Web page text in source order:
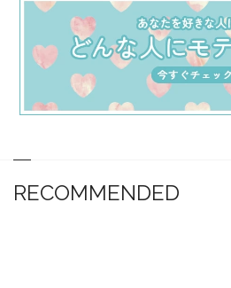
RECOMMENDED